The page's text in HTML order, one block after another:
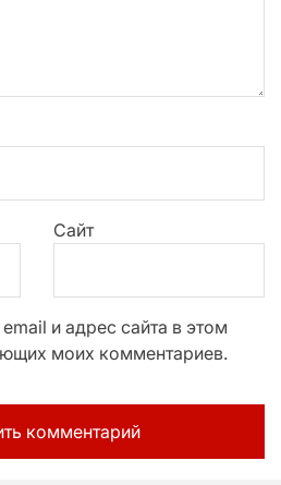
Сайт
и адрес сайта в этом
моих комментариев.